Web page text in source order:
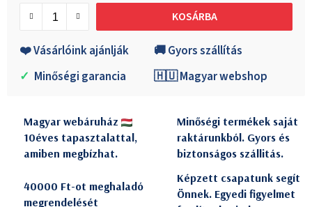
KOSÁRBA
❤️ Vásárlóink ajánlják
🚚 Gyors szállítás
✓ Minőségi garancia 🇭🇺 Magyar webshop
Magyar webáruház
10éves tapasztalattal,
amiben megbízhat.
Minőségi termékek saját
raktárunkból. Gyors és
biztonságos szállitás.
40000 Ft-ot meghaladó
megrendelését
Képzett csapatunk segít
Önnek. Egyedi figyelmet